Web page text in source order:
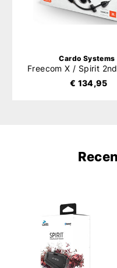
Cardo Systems
€ 134,95